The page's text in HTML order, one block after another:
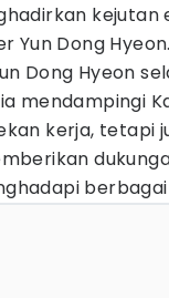
kejutan
Yun Dong
Dong Hyeon
mendampingi
kerja, tetapi